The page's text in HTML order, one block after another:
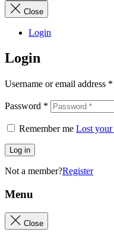
Close
Login
Login
Username or email address *
Password *
Remember me Lost your
Log in
Not a member?Register
Menu
Close